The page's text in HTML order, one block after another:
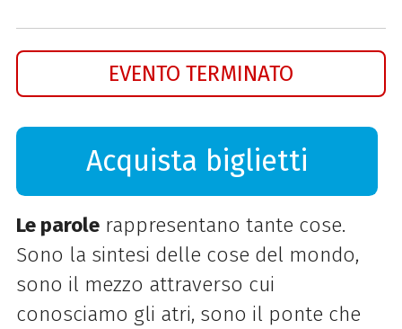
EVENTO TERMINATO
Acquista biglietti
Le parolerappresentano tante cose.
Sono la sintesi delle cose del mondo,
sono il mezzo attraverso cui
conosciamo gli atri, sono il ponte che